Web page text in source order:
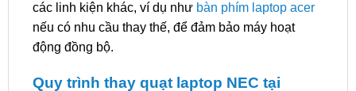
các linh kiện khác, ví dụ như bàn phím laptop acer
nếu có nhu cầu thay thế, để đảm bảo máy hoạt
động đồng bộ.
Quy trình thay quạt laptop NEC tại